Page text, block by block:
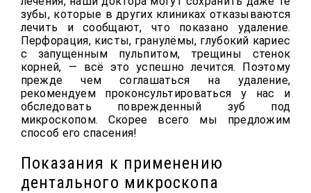
зубы, которые в других клиниках отказываются
лечить и сообщают, что показано удаление.
Перфорация, кисты, гранулёмы, глубокий кариес
с запущенным пульпитом, трещины стенок
корней, — всё это успешно лечится. Поэтому
прежде чем соглашаться на удаление,
рекомендуем проконсультироваться у нас и
обследовать поврежденный зуб под
микроскопом. Скорее всего мы предложим
способ его спасения!
Показания к применению
дентального микроскопа